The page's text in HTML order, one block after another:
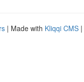
| Made with Kliqqi CMS |